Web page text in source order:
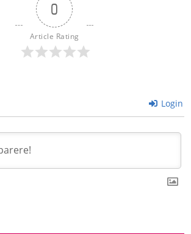
0
Article Rating
Login